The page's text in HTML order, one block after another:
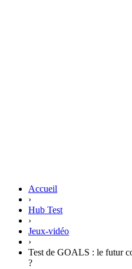
Accueil
›
Hub Test
›
Jeux-vidéo
›
Test de GOALS : le futur
?